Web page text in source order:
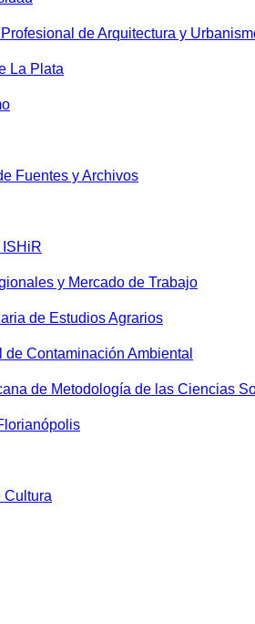
de Arquitectura y
La Plata
Fuentes y Archivos
ISHiR
y Mercado de Trabajo
de Estudios Agrarios
Contaminación Ambiental
de Metodología de las Ciencias
Cultura